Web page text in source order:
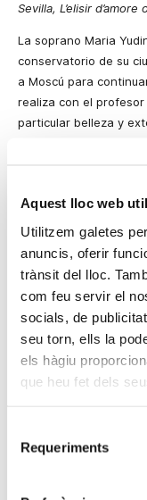
Aquest lloc web
Utilitzem galetes
anuncis, oferir
trànsit del lloc.
com feu servir el
socials, de
seu torn, ells la
els hàgiu
que heu fet dels
Requeriments
Sevilla, L’elisir d’amore
La soprano Maria
conservatorio de su
a Moscú para
realiza con el profesor
particular belleza y
La mezzosoprano
completa sus estudios
máximas
Desde 2013 es
Poseedora de una
belleza, acaba de
actuaciones en Rusia,
El barítono – bajo
de Kumanovo,
estatal de música
trabajar en el coro de
estudios de maestría.